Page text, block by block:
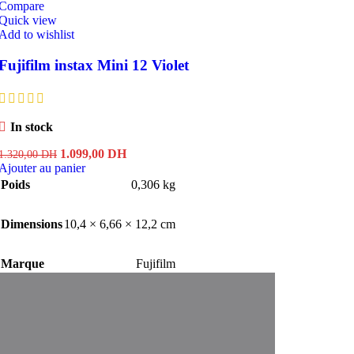
view
to wishlist
instax Mini 12 Violet
In stock
DH Le
prix
1.099,00 DHLe
actuel
au panier
Poids
0,306 kg
Dimensions10,4 × 6,66 × 12,2 cm
Marque Fujifilm